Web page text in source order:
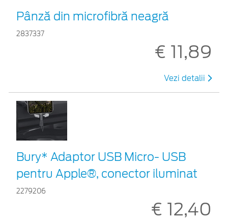
Pânză din microfibră neagră
2837337
€ 11,89
Vezi detalii
Bury* Adaptor USB Micro- USB
pentru Apple®, conector iluminat
2279206
€ 12,40